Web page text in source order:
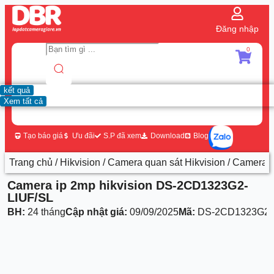
Đăng nhập
kết quả
Xem tất cả
0
Tạo báo giá Ưu đãi S.P đã xem Download Blog
Trang chủ / Hikvision /Camera quan sát Hikvision / Camera
Camera ip 2mp hikvision DS-2CD1323G2-
LIUF/SL
BH: 24 thángCập nhật giá: 09/09/2025Mã: DS-